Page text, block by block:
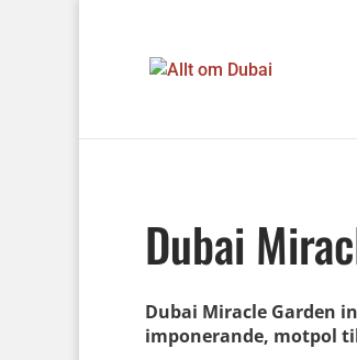
Dubai
Dubai Miracle Garden
imponerande, motpol